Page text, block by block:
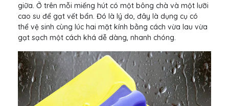
giữa. Ở trên mỗi miếng hút có một bông chà và một lưỡi
cao su để gạt vết bẩn. Đó là lý do, đây là dụng cụ có
thể vệ sinh cùng lúc hai mặt kính bằng cách vừa lau vừa
gạt sạch một cách khá dễ dàng, nhanh chóng.